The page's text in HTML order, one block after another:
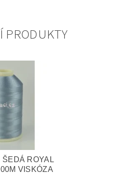
PRODUKTY
ROYAL
VISKÓZA